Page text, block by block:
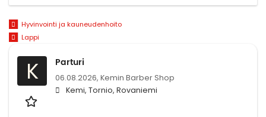
Hyvinvointi ja kauneudenhoito
Lappi
K Parturi
06.08.2026, Kemin Barber Shop
Kemi, Tornio, Rovaniemi